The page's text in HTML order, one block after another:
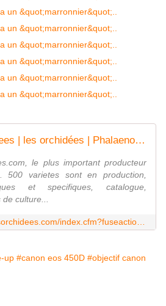
leparadisdesorchidees | les orchidées | Phalaenopsis | Cymbedium | orchid care - Fiche - Informations generales
le plus important producteur
varietes sont en production,
et specifiques, catalogue,
culture...
up #canon eos 450D #objectif canon